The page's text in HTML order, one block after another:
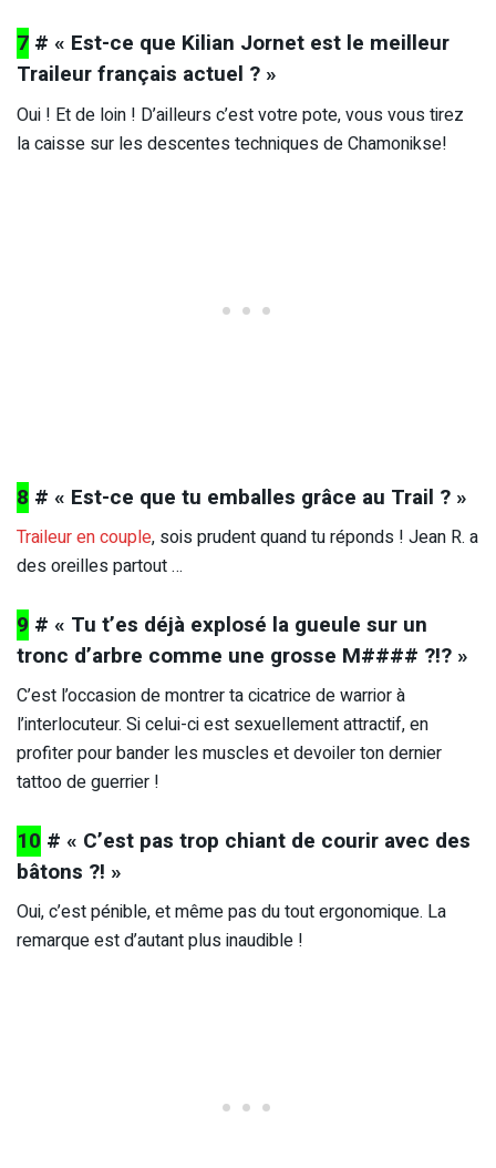
7 # « Est-ce que Kilian Jornet est le meilleur
Traileur français actuel ? »
Oui ! Et de loin ! D’ailleurs c’est votre pote, vous vous tirez
la caisse sur les descentes techniques de Chamonikse!
8 # « Est-ce que tu emballes grâce au Trail ? »
Traileur en couple, sois prudent quand tu réponds ! Jean R. a
des oreilles partout …
9 # « Tu t’es déjà explosé la gueule sur un
tronc d’arbre comme une grosse M#### ?!? »
C’est l’occasion de montrer ta cicatrice de warrior à
l’interlocuteur. Si celui-ci est sexuellement attractif, en
profiter pour bander les muscles et devoiler ton dernier
tattoo de guerrier !
10 # « C’est pas trop chiant de courir avec des
bâtons ?! »
Oui, c’est pénible, et même pas du tout ergonomique. La
remarque est d’autant plus inaudible !